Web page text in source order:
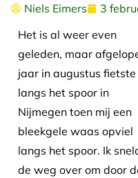
Niels Eimers
3
Het is al weer even
geleden, maar
jaar in augustus fietste
langs het spoor in
Nijmegen toen mij een
bleekgele waas opviel
langs het spoor. Ik
de weg over om door